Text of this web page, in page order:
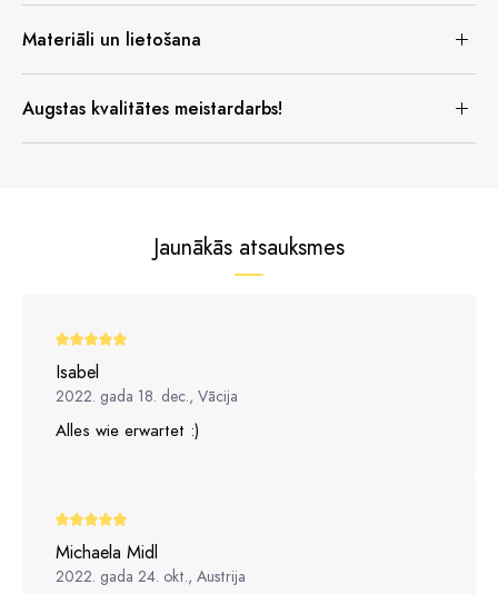
Materiāli un lietošana
Augstas kvalitātes meistardarbs!
Jaunākās atsauksmes
Isabel
2022. gada 18. dec., Vācija
Alles wie erwartet :)
Michaela Midl
2022. gada 24. okt., Austrija